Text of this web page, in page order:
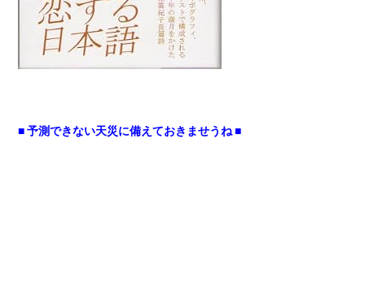
■ 予測できない天災に備えておきませうね ■